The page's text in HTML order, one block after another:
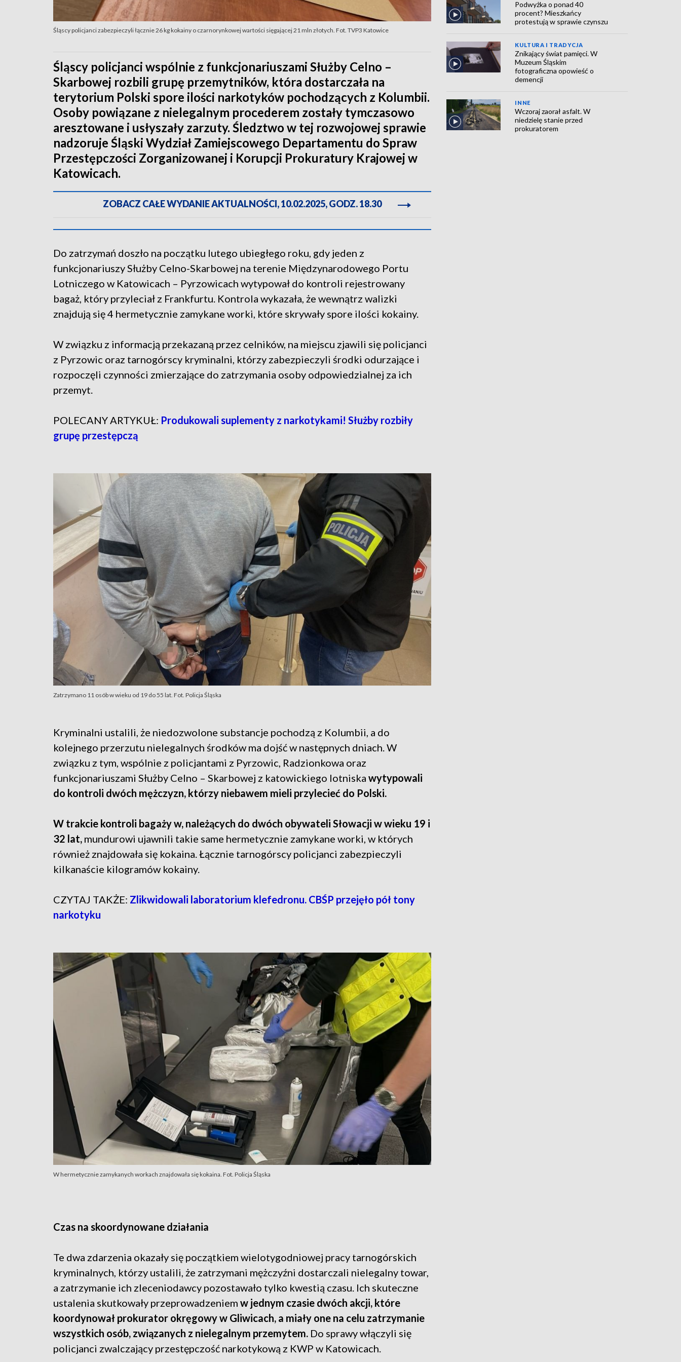
Śląscy policjanci zabezpieczyli łącznie 26 kg kokainy o czarnorynkowej wartości sięgającej 21 mln złotych. Fot. TVP3 Katowice
Śląscy policjanci wspólnie z funkcjonariuszami Służby Celno –
Skarbowej rozbili grupę przemytników, która dostarczała na
terytorium Polski spore ilości narkotyków pochodzących z Kolumbii.
Osoby powiązane z nielegalnym procederem zostały tymczasowo
aresztowane i usłyszały zarzuty. Śledztwo w tej rozwojowej sprawie
nadzoruje Śląski Wydział Zamiejscowego Departamentu do Spraw
Przestępczości Zorganizowanej i Korupcji Prokuratury Krajowej w
Katowicach.
ZOBACZ CAŁE WYDANIE AKTUALNOŚCI, 10.02.2025, GODZ. 18.30
Do zatrzymań doszło na początku lutego ubiegłego roku, gdy jeden z
funkcjonariuszy Służby Celno-Skarbowej na terenie Międzynarodowego Portu
Lotniczego w Katowicach – Pyrzowicach wytypował do kontroli rejestrowany
bagaż, który przyleciał z Frankfurtu. Kontrola wykazała, że wewnątrz walizki
znajdują się 4 hermetycznie zamykane worki, które skrywały spore ilości kokainy.
W związku z informacją przekazaną przez celników, na miejscu zjawili się policjanci
z Pyrzowic oraz tarnogórscy kryminalni, którzy zabezpieczyli środki odurzające i
rozpoczęli czynności zmierzające do zatrzymania osoby odpowiedzialnej za ich
przemyt.
POLECANY ARTYKUŁ: Produkowali suplementy z narkotykami! Służby rozbiły
grupę przestępczą
Zatrzymano 11 osób w wieku od 19 do 55 lat. Fot. Policja Śląska
Kryminalni ustalili, że niedozwolone substancje pochodzą z Kolumbii, a do
kolejnego przerzutu nielegalnych środków ma dojść w następnych dniach. W
związku z tym, wspólnie z policjantami z Pyrzowic, Radzionkowa oraz
funkcjonariuszami Służby Celno – Skarbowej z katowickiego lotniska wytypowali
do kontroli dwóch mężczyzn, którzy niebawem mieli przylecieć do Polski.
W trakcie kontroli bagaży w, należących do dwóch obywateli Słowacji w wieku 19 i
32 lat, mundurowi ujawnili takie same hermetycznie zamykane worki, w których
również znajdowała się kokaina. Łącznie tarnogórscy policjanci zabezpieczyli
kilkanaście kilogramów kokainy.
CZYTAJ TAKŻE: Zlikwidowali laboratorium klefedronu. CBŚP przejęło pół tony
narkotyku
W hermetycznie zamykanych workach znajdowała się kokaina. Fot. Policja Śląska
Czas na skoordynowane działania
Te dwa zdarzenia okazały się początkiem wielotygodniowej pracy tarnogórskich
kryminalnych, którzy ustalili, że zatrzymani mężczyźni dostarczali nielegalny towar,
a zatrzymanie ich zleceniodawcy pozostawało tylko kwestią czasu. Ich skuteczne
ustalenia skutkowały przeprowadzeniem w jednym czasie dwóch akcji, które
koordynował prokurator okręgowy w Gliwicach, a miały one na celu zatrzymanie
wszystkich osób, związanych z nielegalnym przemytem. Do sprawy włączyli się
policjanci zwalczający przestępczość narkotykową z KWP w Katowicach.
Podwyżka o ponad 40
procent? Mieszkańcy
protestują w sprawie czynszu
KULTURA I TRADYCJA
Znikający świat pamięci. W
Muzeum Śląskim
fotograficzna opowieść o
demencji
INNE
Wczoraj zaorał asfalt. W
niedzielę stanie przed
prokuratorem